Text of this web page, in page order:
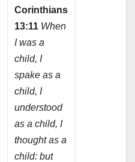
Corinthians
13:11 When
I was a
child, I
spake as a
child, I
understood
as a child, I
thought as a
child: but